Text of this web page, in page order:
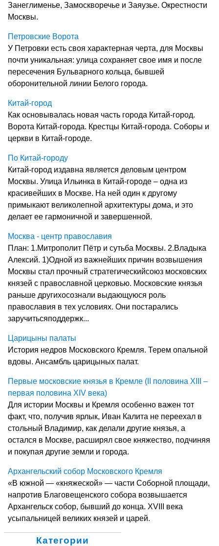
Занеглименье, Замоскворечье и Заяузье. Окрестности
Москвы.
Петровские Ворота
У Петровки есть своя характерная черта, для Москвы
почти уникальная: улица сохраняет свое имя и после
пересечения Бульварного кольца, бывшей
оборонительной линии Белого города.
Китай-город
Как основывалась новая часть города Китай-город.
Ворота Китай-города. Крестцы Китай-города. Соборы и
церкви в Китай-городе.
По Китай-городу
Китай-город издавна является деловым центром
Москвы. Улица Ильинка в Китай-городе – одна из
красивейших в Москве. На ней один к другому
примыкают великолепной архитектуры дома, и это
делает ее гармоничной и завершенной.
Москва - центр православия
План: 1.Митрополит Пётр и сутьба Москвы. 2.Владыка
Алексий. 1)Одной из важнейших причин возвышения
Москвы стал прочный стратегическийсоюз московских
князей с православной церковью. Московские князья
раньше другихосознали выдающуюся роль
православия в тех условиях. Они постарались
заручитьсяподдержк...
Царицыны палаты
История недров Московского Кремля. Терем опальной
вдовы. Ансамбль царицыных палат.
Первые московские князья в Кремле (II половина XIII –
первая половина XIV века)
Для истории Москвы и Кремля особенно важен тот
факт, что, получив ярлык, Иван Калита не переехал в
стольный Владимир, как делали другие князья, а
остался в Москве, расширял свое княжество, подчиняя
и покупая другие земли и города.
Архангельский собор Московского Кремля
«В южной — «княжеской» — части Соборной площади,
напротив Благовещенского собора возвышается
Архангельск собор, бывший до конца. ХVIII века
усыпальницей великих князей и царей.
Категории